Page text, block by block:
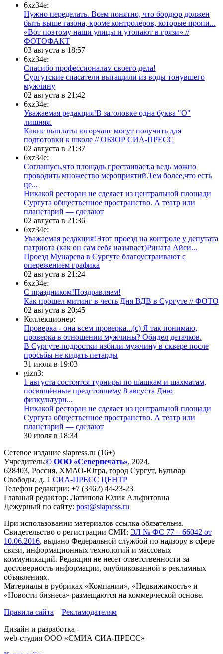
6xz34e:
Нужно переделать. Всем понятно, что бордюр должен
быть выше газона, кроме контролеров, которые пропи...
«Вот поэтому наши улицы и утопают в грязи» //
ФОТОФАКТ
03 августа в 18:57
6xz34e:
Спасибо профессионалам своего дела!
Сургутские спасатели вытащили из воды тонувшего
мужчину
02 августа в 21:42
6xz34e:
Уважаемая редакция!В заголовке одна буква "О"
лишняя.
Какие выплаты югорчане могут получить для
подготовки к школе // ОБЗОР СИА-ПРЕСС
02 августа в 21:37
6xz34e:
Соглашусь,что площадь простаивает,а ведь можно
проводить множество мероприятий.Тем более,что есть
це...
​Никакой ресторан не сделает из центральной площади
Сургута общественное пространство. А театр или
планетарий — сделают
02 августа в 21:36
6xz34e:
Уважаемая редакция!Этот проезд на контроле у депутата
патриота (как он сам себя называет)Рината Айси...
​Проезд Мунарева в Сургуте благоустраивают с
опережением графика
02 августа в 21:24
6xz34e:
С праздником!Поздравляем!
Как прошел митинг в честь Дня ВДВ в Сургуте // ФОТО
02 августа в 20:45
Коллекционер:
Проверка - она всем проверка...(с) Я так понимаю,
проверка в отношении мужчины? Обидел детачков.
В Сургуте подростки избили мужчину в сквере после
просьбы не кидать петарды
31 июля в 19:03
gizn3:
1 августа состоятся турниры по шашкам и шахматам,
посвящённые предстоящему 8 августа Дню
физкультурн...
​Никакой ресторан не сделает из центральной площади
Сургута общественное пространство. А театр или
планетарий — сделают
30 июля в 18:34
Сетевое издание siapress.ru (16+)
Учредитель:© ООО «Северпечать», 2024.
628403, Россия, ХМАО-Югра, город Сургут, Бульвар
Свободы, д. 1 СИА-ПРЕСС ЦЕНТР
Телефон редакции: +7 (3462) 44-23-23
Главный редактор: Латипова Юлия Альфитовна
Дежурный по сайту: post@siapress.ru
При использовании материалов ссылка обязательна.
Свидетельство о регистрации СМИ: ЭЛ № ФС 77 – 66042 от
10.06.2016, выдано Федеральной службой по надзору в сфере
связи, информационных технологий и массовых
коммуникаций. Редакция не несет ответственности за
достоверность информации, опубликованной в рекламных
объявлениях.
Материалы в рубриках «Компании», «Недвижимость» и
«Новости бизнеса» размещаются на коммерческой основе.
Правила сайта
Рекламодателям
Дизайн и разработка -
web-студия ООО «СМИА СИА-ПРЕСС»